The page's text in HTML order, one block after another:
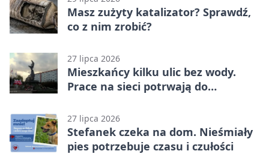
Masz zużyty katalizator? Sprawdź,
co z nim zrobić?
27 lipca 2026
Mieszkańcy kilku ulic bez wody.
Prace na sieci potrwają do
27 lipca 2026
Stefanek czeka na dom. Nieśmiały
pies potrzebuje czasu i czułości